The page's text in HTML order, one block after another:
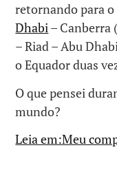
retornando para
Dhabi– Canberra
– Riad – Abu
o Equador duas
O que pensei
mundo?
Leia em:Meu